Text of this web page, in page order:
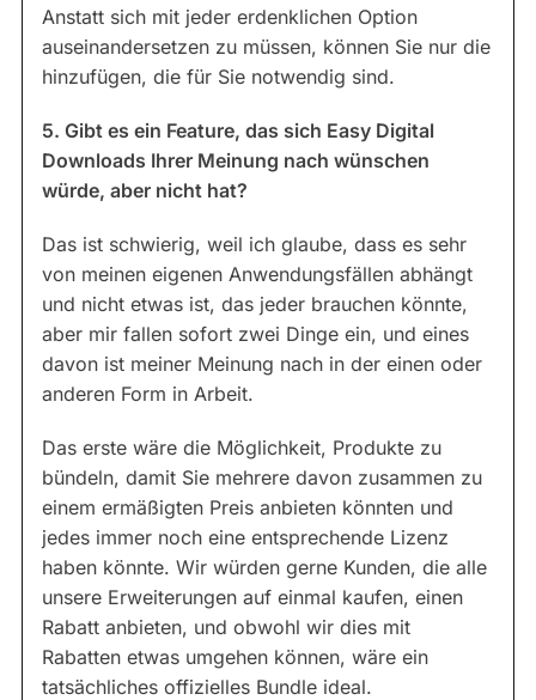
Anstatt sich mit jeder erdenklichen Option
auseinandersetzen zu müssen, können Sie nur die
hinzufügen, die für Sie notwendig sind.
5. Gibt es ein Feature, das sich Easy Digital
Downloads Ihrer Meinung nach wünschen
würde, aber nicht hat?
Das ist schwierig, weil ich glaube, dass es sehr
von meinen eigenen Anwendungsfällen abhängt
und nicht etwas ist, das jeder brauchen könnte,
aber mir fallen sofort zwei Dinge ein, und eines
davon ist meiner Meinung nach in der einen oder
anderen Form in Arbeit.
Das erste wäre die Möglichkeit, Produkte zu
bündeln, damit Sie mehrere davon zusammen zu
einem ermäßigten Preis anbieten könnten und
jedes immer noch eine entsprechende Lizenz
haben könnte. Wir würden gerne Kunden, die alle
unsere Erweiterungen auf einmal kaufen, einen
Rabatt anbieten, und obwohl wir dies mit
Rabatten etwas umgehen können, wäre ein
tatsächliches offizielles Bundle ideal.